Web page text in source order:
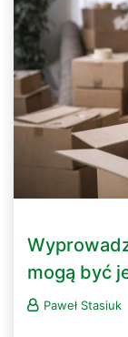
mogą być
Paweł Stasiuk